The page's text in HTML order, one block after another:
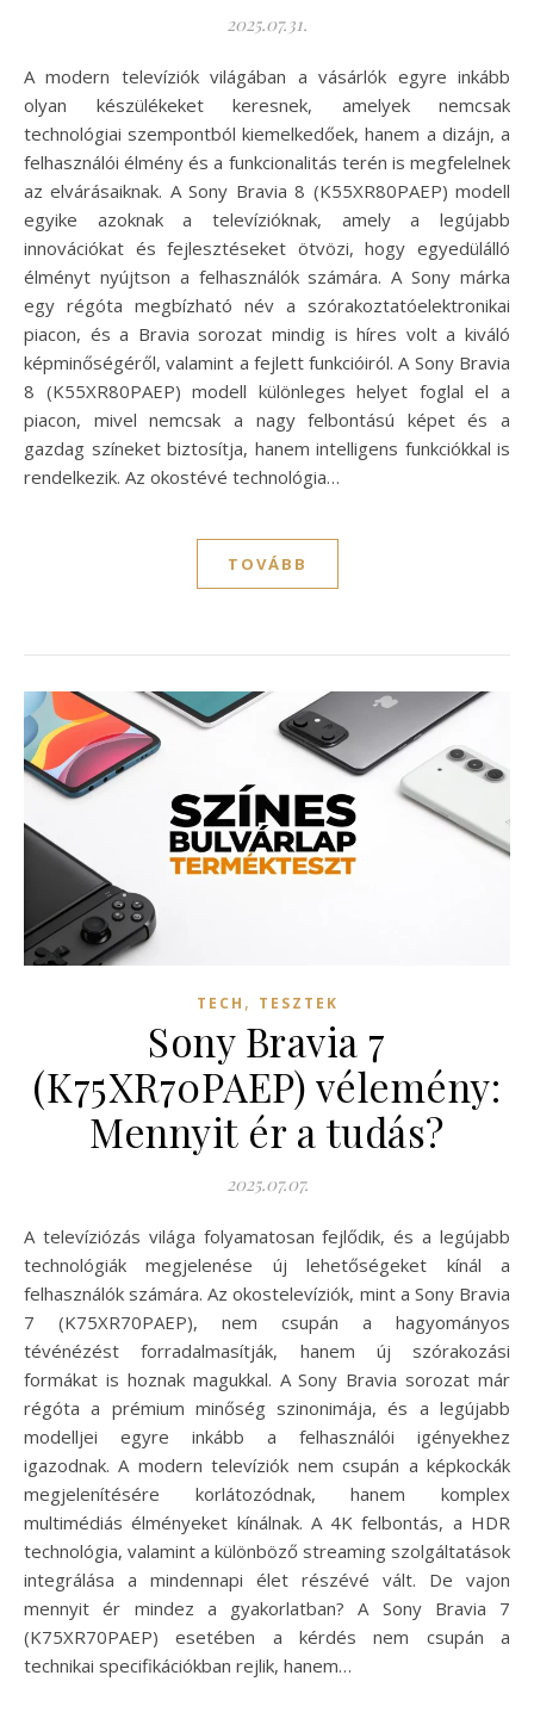
2025.07.31.
A modern televíziók világában a vásárlók egyre inkább
olyan készülékeket keresnek, amelyek nemcsak
technológiai szempontból kiemelkedőek, hanem a dizájn, a
felhasználói élmény és a funkcionalitás terén is megfelelnek
az elvárásaiknak. A Sony Bravia 8 (K55XR80PAEP) modell
egyike azoknak a televízióknak, amely a legújabb
innovációkat és fejlesztéseket ötvözi, hogy egyedülálló
élményt nyújtson a felhasználók számára. A Sony márka
egy régóta megbízható név a szórakoztatóelektronikai
piacon, és a Bravia sorozat mindig is híres volt a kiváló
képminőségéről, valamint a fejlett funkcióiról. A Sony Bravia
8 (K55XR80PAEP) modell különleges helyet foglal el a
piacon, mivel nemcsak a nagy felbontású képet és a
gazdag színeket biztosítja, hanem intelligens funkciókkal is
rendelkezik. Az okostévé technológia…
TOVÁBB
TECH , TESZTEK
Sony Bravia 7
(K75XR70PAEP) vélemény:
Mennyit ér a tudás?
2025.07.07.
A televíziózás világa folyamatosan fejlődik, és a legújabb
technológiák megjelenése új lehetőségeket kínál a
felhasználók számára. Az okostelevíziók, mint a Sony Bravia
7 (K75XR70PAEP), nem csupán a hagyományos
tévénézést forradalmasítják, hanem új szórakozási
formákat is hoznak magukkal. A Sony Bravia sorozat már
régóta a prémium minőség szinonimája, és a legújabb
modelljei egyre inkább a felhasználói igényekhez
igazodnak. A modern televíziók nem csupán a képkockák
megjelenítésére korlátozódnak, hanem komplex
multimédiás élményeket kínálnak. A 4K felbontás, a HDR
technológia, valamint a különböző streaming szolgáltatások
integrálása a mindennapi élet részévé vált. De vajon
mennyit ér mindez a gyakorlatban? A Sony Bravia 7
(K75XR70PAEP) esetében a kérdés nem csupán a
technikai specifikációkban rejlik, hanem…